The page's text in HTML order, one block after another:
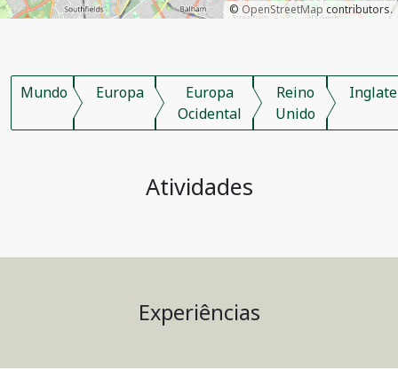
©OpenStreetMap contributors.
Mundo Europa
Europa
Ocidental
Reino
Unido
Atividades
Experiências